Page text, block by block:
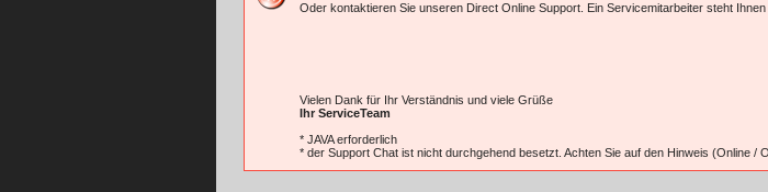
Oder kontaktieren Sie unseren Direct Online Support. Ein Servicemitarbeiter steht
Vielen Dank für Ihr Verständnis und viele Grüße
Ihr ServiceTeam
* JAVA erforderlich
* der Support Chat ist nicht durchgehend besetzt. Achten Sie auf den Hinweis (Online /